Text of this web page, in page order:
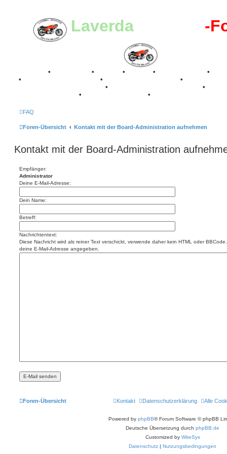
Laverda-Register -
• • • • •
•
•
•
•
•
• •
FAQ
Foren-Übersicht Kontakt mit der Board-Administration aufnehmen
Kontakt mit der Board-Administration
Empfänger:
Administrator
Deine E-Mail-Adresse:
Dein Name:
Betreff:
Nachrichtentext:
Diese Nachricht wird als reiner Text verschickt, verwende daher kein HTML oder
deine E-Mail-Adresse angegeben.
Foren-Übersicht Alle
Datenschutzerklärung
Kontakt
Powered by phpBB® Forum Software © phpBB
Deutsche Übersetzung durch phpBB.de
Customized by WireSys
Datenschutz
Nutzungsbedingungen